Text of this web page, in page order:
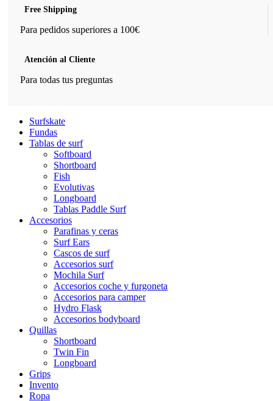
Free Shipping
Para pedidos superiores a 100€
Atención al Cliente
Para todas tus preguntas
Surfskate
Fundas
Tablas de surf
Softboard
Shortboard
Fish
Evolutivas
Longboard
Tablas Paddle Surf
Accesorios
Parafinas y ceras
Surf Ears
Cascos de surf
Accesorios surf
Mochila Surf
Accesorios coche y furgoneta
Accesorios para camper
Hydro Flask
Accesorios bodyboard
Quillas
Shortboard
Twin Fin
Longboard
Grips
Invento
Ropa